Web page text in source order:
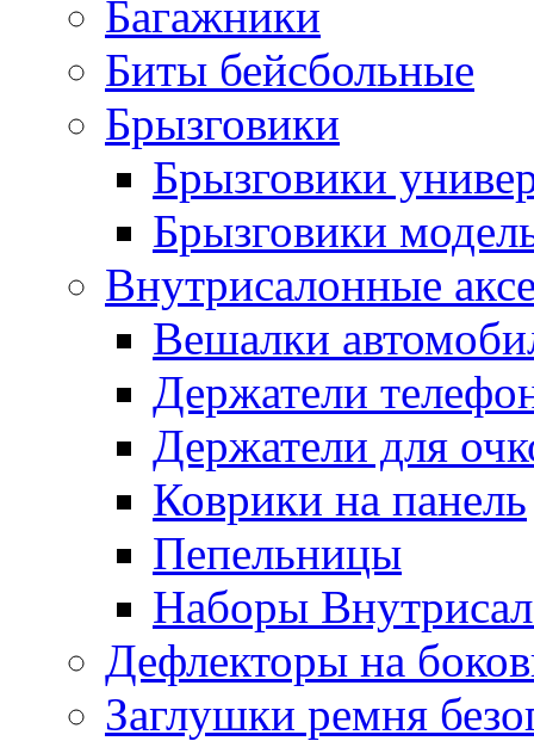
Багажники
Биты бейсбольные
Брызговики
Брызговики
Брызговики
Внутрисалонные
Вешалки
Держатели
Держатели для
Коврики на панель
Пепельницы
Наборы
Дефлекторы на
Заглушки ремня